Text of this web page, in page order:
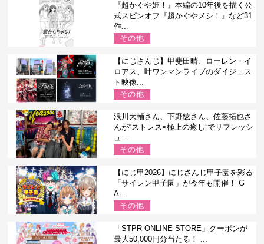
『超かぐや姫！』本編の10年後を描く公
式スピンオフ『超かぐやメシ！』など31
作...
その他
【にじさんじ】甲斐田晴、ローレン・イ
ロアス、叶ワンマンライブのダイジェス
ト映像...
その他
浪川大輔さん、下野紘さん、佐藤拓也さ
んが“ストレス×極上の癒し”でリフレッシ
ュ...
その他
【にじ甲2026】にじさんじ甲子園を彩る
「サイレン甲子園」が今年も開催！ G
A...
その他
「STPR ONLINE STORE」クーポンが
最大50,000円分当たる！ ...